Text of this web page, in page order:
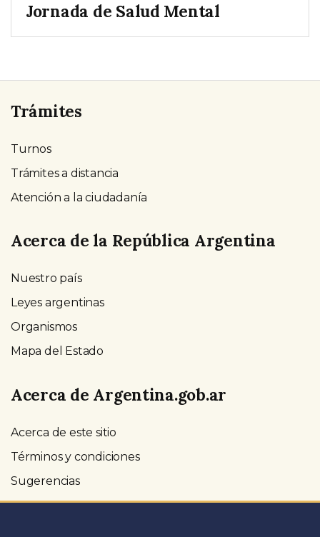
Jornada de Salud Mental
Trámites
Turnos
Trámites a distancia
Atención a la ciudadanía
Acerca de la República Argentina
Nuestro país
Leyes argentinas
Organismos
Mapa del Estado
Acerca de Argentina.gob.ar
Acerca de este sitio
Términos y condiciones
Sugerencias